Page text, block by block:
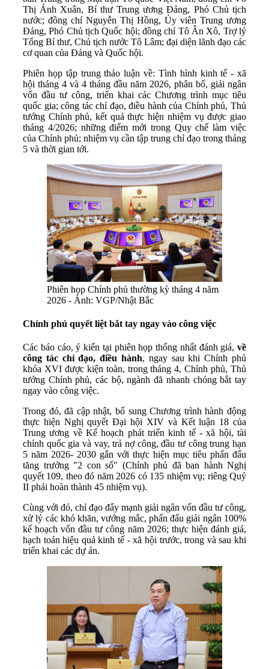
Thị Ánh Xuân, Bí thư Trung ương Đảng, Phó Chủ tịch
nước; đồng chí Nguyễn Thị Hồng, Ủy viên Trung ương
Đảng, Phó Chủ tịch Quốc hội; đồng chí Tô Ân Xô, Trợ lý
Tổng Bí thư, Chủ tịch nước Tô Lâm; đại diện lãnh đạo các
cơ quan của Đảng và Quốc hội.
Phiên họp tập trung thảo luận về: Tình hình kinh tế - xã
hội tháng 4 và 4 tháng đầu năm 2026, phân bổ, giải ngân
vốn đầu tư công, triển khai các Chương trình mục tiêu
quốc gia; công tác chỉ đạo, điều hành của Chính phủ, Thủ
tướng Chính phủ, kết quả thực hiện nhiệm vụ được giao
tháng 4/2026; những điểm mới trong Quy chế làm việc
của Chính phủ; nhiệm vụ cần tập trung chỉ đạo trong tháng
5 và thời gian tới.
Phiên họp Chính phủ thường kỳ tháng 4 năm
2026 - Ảnh: VGP/Nhật Bắc
Chính phủ quyết liệt bắt tay ngay vào công việc
Các báo cáo, ý kiến tại phiên họp thống nhất đánh giá, về
công tác chỉ đạo, điều hành, ngay sau khi Chính phủ
khóa XVI được kiện toàn, trong tháng 4, Chính phủ, Thủ
tướng Chính phủ, các bộ, ngành đã nhanh chóng bắt tay
ngay vào công việc.
Trong đó, đã cập nhật, bổ sung Chương trình hành động
thực hiện Nghị quyết Đại hội XIV và Kết luận 18 của
Trung ương về Kế hoạch phát triển kinh tế - xã hội, tài
chính quốc gia và vay, trả nợ công, đầu tư công trung hạn
5 năm 2026- 2030 gắn với thực hiện mục tiêu phấn đấu
tăng trưởng "2 con số" (Chính phủ đã ban hành Nghị
quyết 109, theo đó năm 2026 có 135 nhiệm vụ; riêng Quý
II phải hoàn thành 45 nhiệm vụ).
Cùng với đó, chỉ đạo đẩy mạnh giải ngân vốn đầu tư công,
xử lý các khó khăn, vướng mắc, phấn đấu giải ngân 100%
kế hoạch vốn đầu tư công năm 2026; thực hiện đánh giá,
hạch toán hiệu quả kinh tế - xã hội trước, trong và sau khi
triển khai các dự án.